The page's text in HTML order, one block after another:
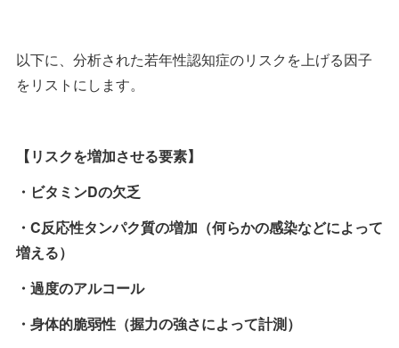
以下に、分析された若年性認知症のリスクを上げる因子
をリストにします。
【リスクを増加させる要素】
・ビタミンDの欠乏
・C反応性タンパク質の増加（何らかの感染などによって
増える）
・過度のアルコール
・身体的脆弱性（握力の強さによって計測）